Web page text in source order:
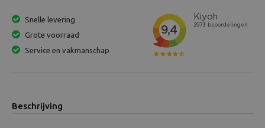
Snelle levering
Grote voorraad
Service en vakmanschap
Beschrijving